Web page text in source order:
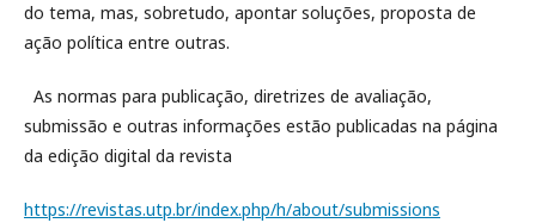
do tema, mas, sobretudo, apontar soluções, proposta de
ação política entre outras.
As normas para publicação, diretrizes de avaliação,
submissão e outras informações estão publicadas na página
da edição digital da revista
https://revistas.utp.br/index.php/h/about/submissions